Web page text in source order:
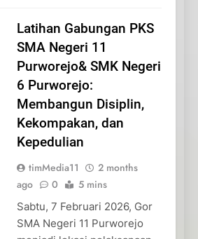
Latihan Gabungan PKS
SMA Negeri 11
Purworejo& SMK Negeri
6 Purworejo:
Membangun Disiplin,
Kekompakan, dan
Kepedulian
timMedia11
2 months
ago
0 5 mins
Sabtu, 7 Februari 2026, Gor
SMA Negeri 11 Purworejo